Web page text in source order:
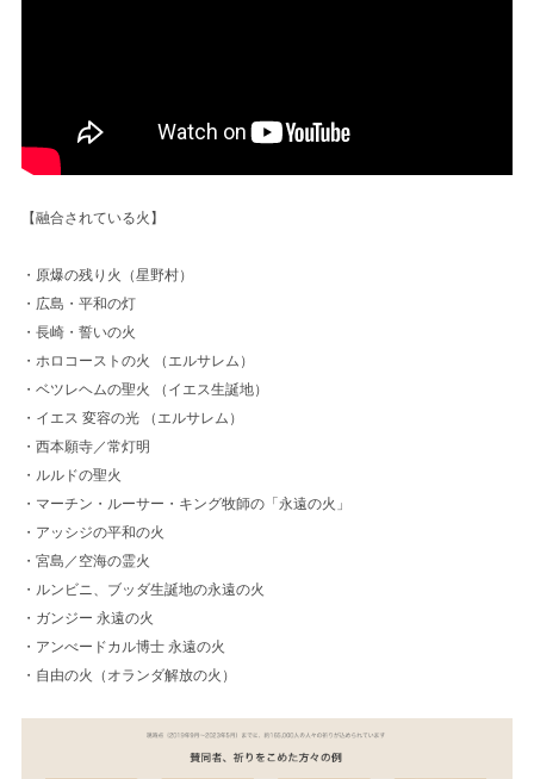
【融合されている火】
・原爆の残り火（星野村）
・広島・平和の灯
・長崎・誓いの火
・ホロコーストの火 （エルサレム）
・ベツレヘムの聖火 （イエス生誕地）
・イエス 変容の光 （エルサレム）
・西本願寺／常灯明
・ルルドの聖火
・マーチン・ルーサー・キング牧師の「永遠の火」
・アッシジの平和の火
・宮島／空海の霊火
・ルンビニ、ブッダ生誕地の永遠の火
・ガンジー 永遠の火
・アンべードカル博士 永遠の火
・自由の火（オランダ解放の火）